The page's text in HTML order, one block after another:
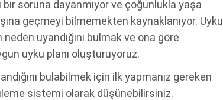
soruna dayanmıyor ve çoğunlukla yaşa
geçmeyi bilmemekten kaynaklanıyor. Uyku
uyandığını bulmak ve ona göre
uyku planı oluşturuyoruz.
bulabilmek için ilk yapmanız gereken
sistemi olarak düşünebilirsiniz.